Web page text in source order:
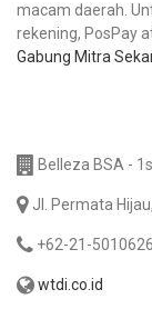
macam daerah.
rekening, PosPay
Gabung Mitra
Belleza BSA -
Jl. Permata
+62-21-
wtdi.co.id